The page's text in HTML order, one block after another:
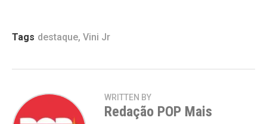
Tags destaque, Vini Jr
WRITTEN BY
Redação POP Mais